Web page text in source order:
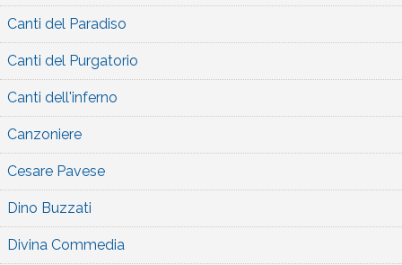
Canti del Paradiso
Canti del Purgatorio
Canti dell'inferno
Canzoniere
Cesare Pavese
Dino Buzzati
Divina Commedia